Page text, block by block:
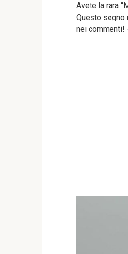
Avete la rara
Questo segno
nei commenti!